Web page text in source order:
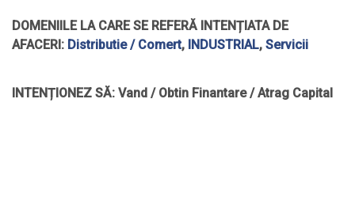
DOMENIILE LA CARE SE REFERĂ INTENȚIATA DE
AFACERI: Distributie / Comert, INDUSTRIAL, Servicii
INTENȚIONEZ SĂ: Vand / Obtin Finantare / Atrag Capital